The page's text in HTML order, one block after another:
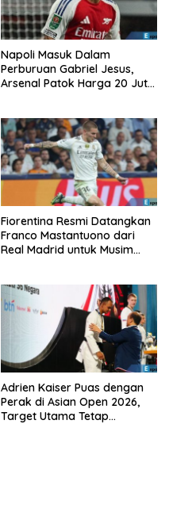
Napoli Masuk Dalam
Perburuan Gabriel Jesus,
Arsenal Patok Harga 20 Juta
Fiorentina Resmi Datangkan
Franco Mastantuono dari
Real Madrid untuk Musim
Adrien Kaiser Puas dengan
Perak di Asian Open 2026,
Target Utama Tetap